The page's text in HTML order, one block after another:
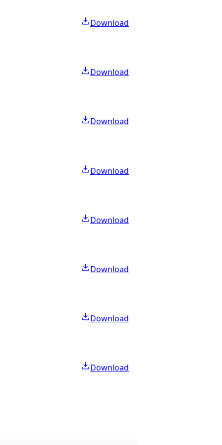
Download
Download
Download
Download
Download
Download
Download
Download